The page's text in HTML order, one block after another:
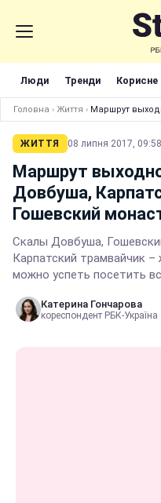
Люди Тренди Корисне
Головна › Життя › Маршрут
ЖИТТЯ 08 липня 2017, 09:58
Маршрут
Довбуша,
Гошевский
Скалы Довбуша,
Карпатский трамвайчик
можно успеть посетить
Катерина Гончарова
кореспондент РБК-Україна